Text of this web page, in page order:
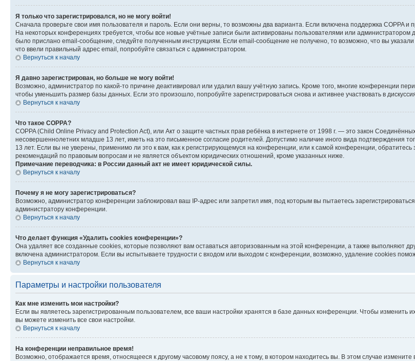
Я только что зарегистрировался, но не могу войти!
Сначала проверьте свои имя пользователя и пароль. Если они верны, то возможны два варианта. Если включена поддержка COPPA и
На некоторых конференциях требуется, чтобы все новые учётные записи были активированы пользователями или
было прислано email-сообщение, следуйте полученным инструкциям. Если email-сообщение не получено, то возможно, что вы
что ввели правильный адрес email, попробуйте связаться с администратором.
Вернуться к началу
Я давно зарегистрирован, но больше не могу войти!
Возможно, администратор по какой-то причине деактивировал или удалил вашу учётную запись. Кроме того, многие конференции
чтобы уменьшить размер базы данных. Если это произошло, попробуйте зарегистрироваться снова и активнее участвовать в
Вернуться к началу
Что такое COPPA?
COPPA (Child Online Privacy and Protection Act), или Акт о защите частных прав ребёнка в интернете от 1998 г. — это закон
несовершеннолетних младше 13 лет, иметь на это письменное согласие родителей. Допустимо наличие иного вида
13 лет. Если вы не уверены, применимо ли это к вам, как к регистрирующемуся на конференции, или к самой конференции,
рекомендаций по правовым вопросам и не является объектом юридических отношений, кроме указанных ниже.
Примечание переводчика: в России данный акт не имеет юридической силы.
Вернуться к началу
Почему я не могу зарегистрироваться?
Возможно, администратор конференции заблокировал ваш IP-адрес или запретил имя, под которым вы пытаетесь
администратору конференции.
Вернуться к началу
Что делает функция «Удалить cookies конференции»?
Она удаляет все созданные cookies, которые позволяют вам оставаться авторизованным на этой конференции, а также выполняют
включена администратором. Если вы испытываете трудности с входом или выходом с конференции, возможно, удаление cookies
Вернуться к началу
Параметры и настройки пользователя
Как мне изменить мои настройки?
Если вы являетесь зарегистрированным пользователем, все ваши настройки хранятся в базе данных конференции. Чтобы изменить
вы можете изменить все свои настройки.
Вернуться к началу
На конференции неправильное время!
Возможно, отображается время, относящееся к другому часовому поясу, а не к тому, в котором находитесь вы. В этом случае